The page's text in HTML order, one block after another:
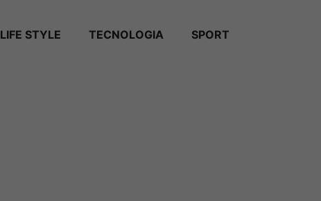
LIFE STYLE TECNOLOGIA SPORT